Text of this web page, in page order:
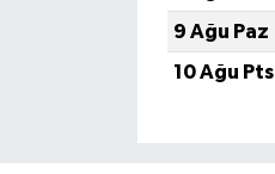
9 Ağu Paz
10 Ağu Pts